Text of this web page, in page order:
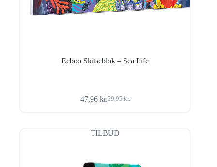
Eeboo Skitseblok – Sea Life
59,95kr.
Den
var:
59,95 kr..
47,96 kr.Den
er:
47,96 kr..
TILBUD